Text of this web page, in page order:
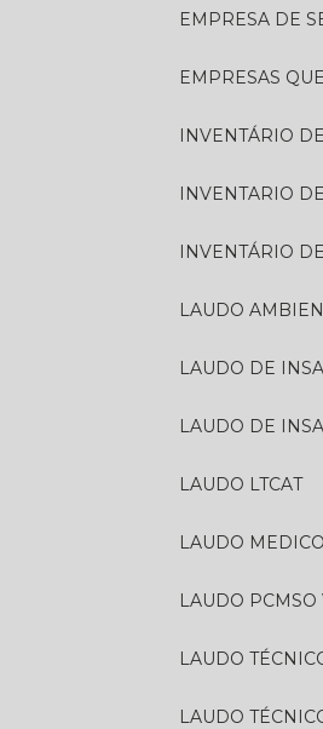
EMPRESA DE
EMPRESAS
INVENTÁRIO
INVENTARIO
INVENTÁRIO
LAUDO
LAUDO DE
LAUDO DE
LAUDO LTCAT
LAUDO
LAUDO
LAUDO
LAUDO